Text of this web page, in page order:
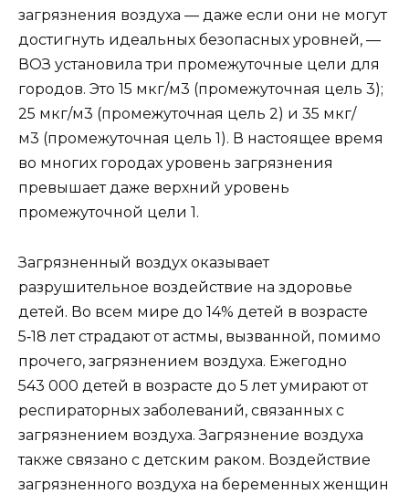
загрязнения воздуха — даже если они не могут
достигнуть идеальных безопасных уровней, —
ВОЗ установила три промежуточные цели для
городов. Это 15 мкг/м3 (промежуточная цель 3);
25 мкг/м3 (промежуточная цель 2) и 35 мкг/
м3 (промежуточная цель 1). В настоящее время
во многих городах уровень загрязнения
превышает даже верхний уровень
промежуточной цели 1.
Загрязненный воздух оказывает
разрушительное воздействие на здоровье
детей. Во всем мире до 14% детей в возрасте
5‑18 лет страдают от астмы, вызванной, помимо
прочего, загрязнением воздуха. Ежегодно
543 000 детей в возрасте до 5 лет умирают от
респираторных заболеваний, связанных с
загрязнением воздуха. Загрязнение воздуха
также связано с детским раком. Воздействие
загрязненного воздуха на беременных женщин